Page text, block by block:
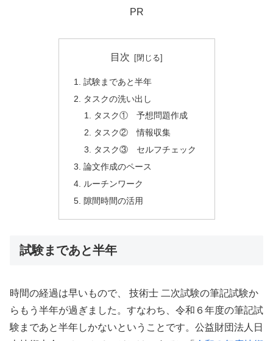
PR
目次
試験まであと半年
タスクの洗い出し
タスク① 予想問題作成
タスク② 情報収集
タスク③ セルフチェック
論文作成のペース
ルーチンワーク
隙間時間の活用
試験まであと半年
時間の経過は早いもので、 技術士 二次試験の筆記試験か
らもう半年が過ぎました。すなわち、令和６年度の筆記試
験まであと半年しかないということです。公益財団法人日